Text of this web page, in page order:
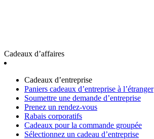
Cadeaux d’affaires
Cadeaux d’entreprise
Paniers cadeaux d’entreprise à l’étranger
Soumettre une demande d’entreprise
Prenez un rendez-vous
Rabais corporatifs
Cadeaux pour la commande groupée
Sélectionnez un cadeau d’entreprise